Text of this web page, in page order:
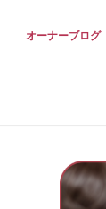
オーナーブログ